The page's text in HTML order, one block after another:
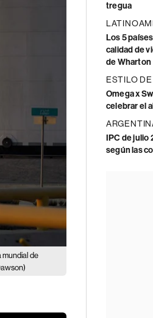
mundial de
tregua
Los 5
calidad de
de Wharton
ESTILO
Omega x
celebrar el
IPC de julio
según las